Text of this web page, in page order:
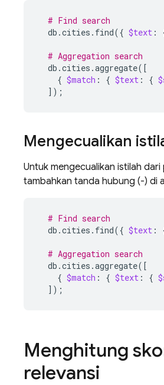
# Find search
db.cities.find({ $text :
# Aggregation search
db.cities.aggregate([
{ $match : { $text : {
]) ;
Mengecualikan
Untuk mengecualikan istilah
tambahkan tanda hubung (-) di
# Find search
db.cities.find({ $text :
# Aggregation search
db.cities.aggregate([
{ $match : { $text : {
]) ;
Menghitung
relevansi